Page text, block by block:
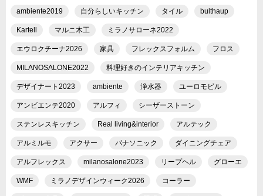
ambiente2019 自分らしいキッチン タイル bulthaup
Kartell マルニ木工 ミラノサローネ2022
エウロクチーナ2026 家具 フレックスフォルム フロス
MILANOSALONE2022 料理好きのインテリアキッチン
デザイナート2023 ambiente 浄水器 ユーロモビル
アンビエンテ2020 アルフィ シーザーストーン
ステンレスキッチン Real living&interior アルテック
アルミルモ アクサー パナソニック ダイニングチェア
アルフレックス milanosalone2023 リープヘル グローエ
WMF ミラノデザインウィーク2026 コーラー